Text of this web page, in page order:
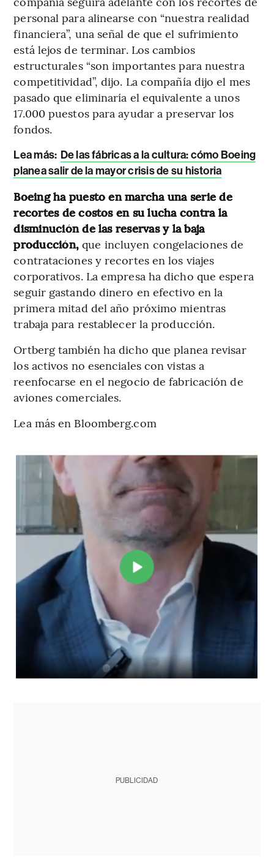
personal para alinearse con “nuestra realidad
financiera”, una señal de que el sufrimiento
está lejos de terminar. Los cambios
estructurales “son importantes para nuestra
competitividad”, dijo. La compañía dijo el mes
pasado que eliminaría el equivalente a unos
17.000 puestos para ayudar a preservar los
fondos.
Lea más: De las fábricas a la cultura: cómo Boeing
planea salir de la mayor crisis de su historia
Boeing ha puesto en marcha una serie de
recortes de costos en su lucha contra la
disminución de las reservas y la baja
producción,que incluyen congelaciones de
contrataciones y recortes en los viajes
corporativos. La empresa ha dicho que espera
seguir gastando dinero en efectivo en la
primera mitad del año próximo mientras
trabaja para restablecer la producción.
Ortberg también ha dicho que planea revisar
los activos no esenciales con vistas a
reenfocarse en el negocio de fabricación de
aviones comerciales.
Lea más en Bloomberg.com
PUBLICIDAD